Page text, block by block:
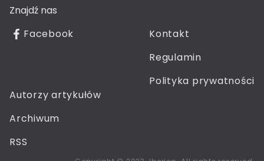
Znajdź nas
Facebook
Kontakt
Regulamin
Polityka prywatności
Autorzy artykułów
Archiwum
RSS